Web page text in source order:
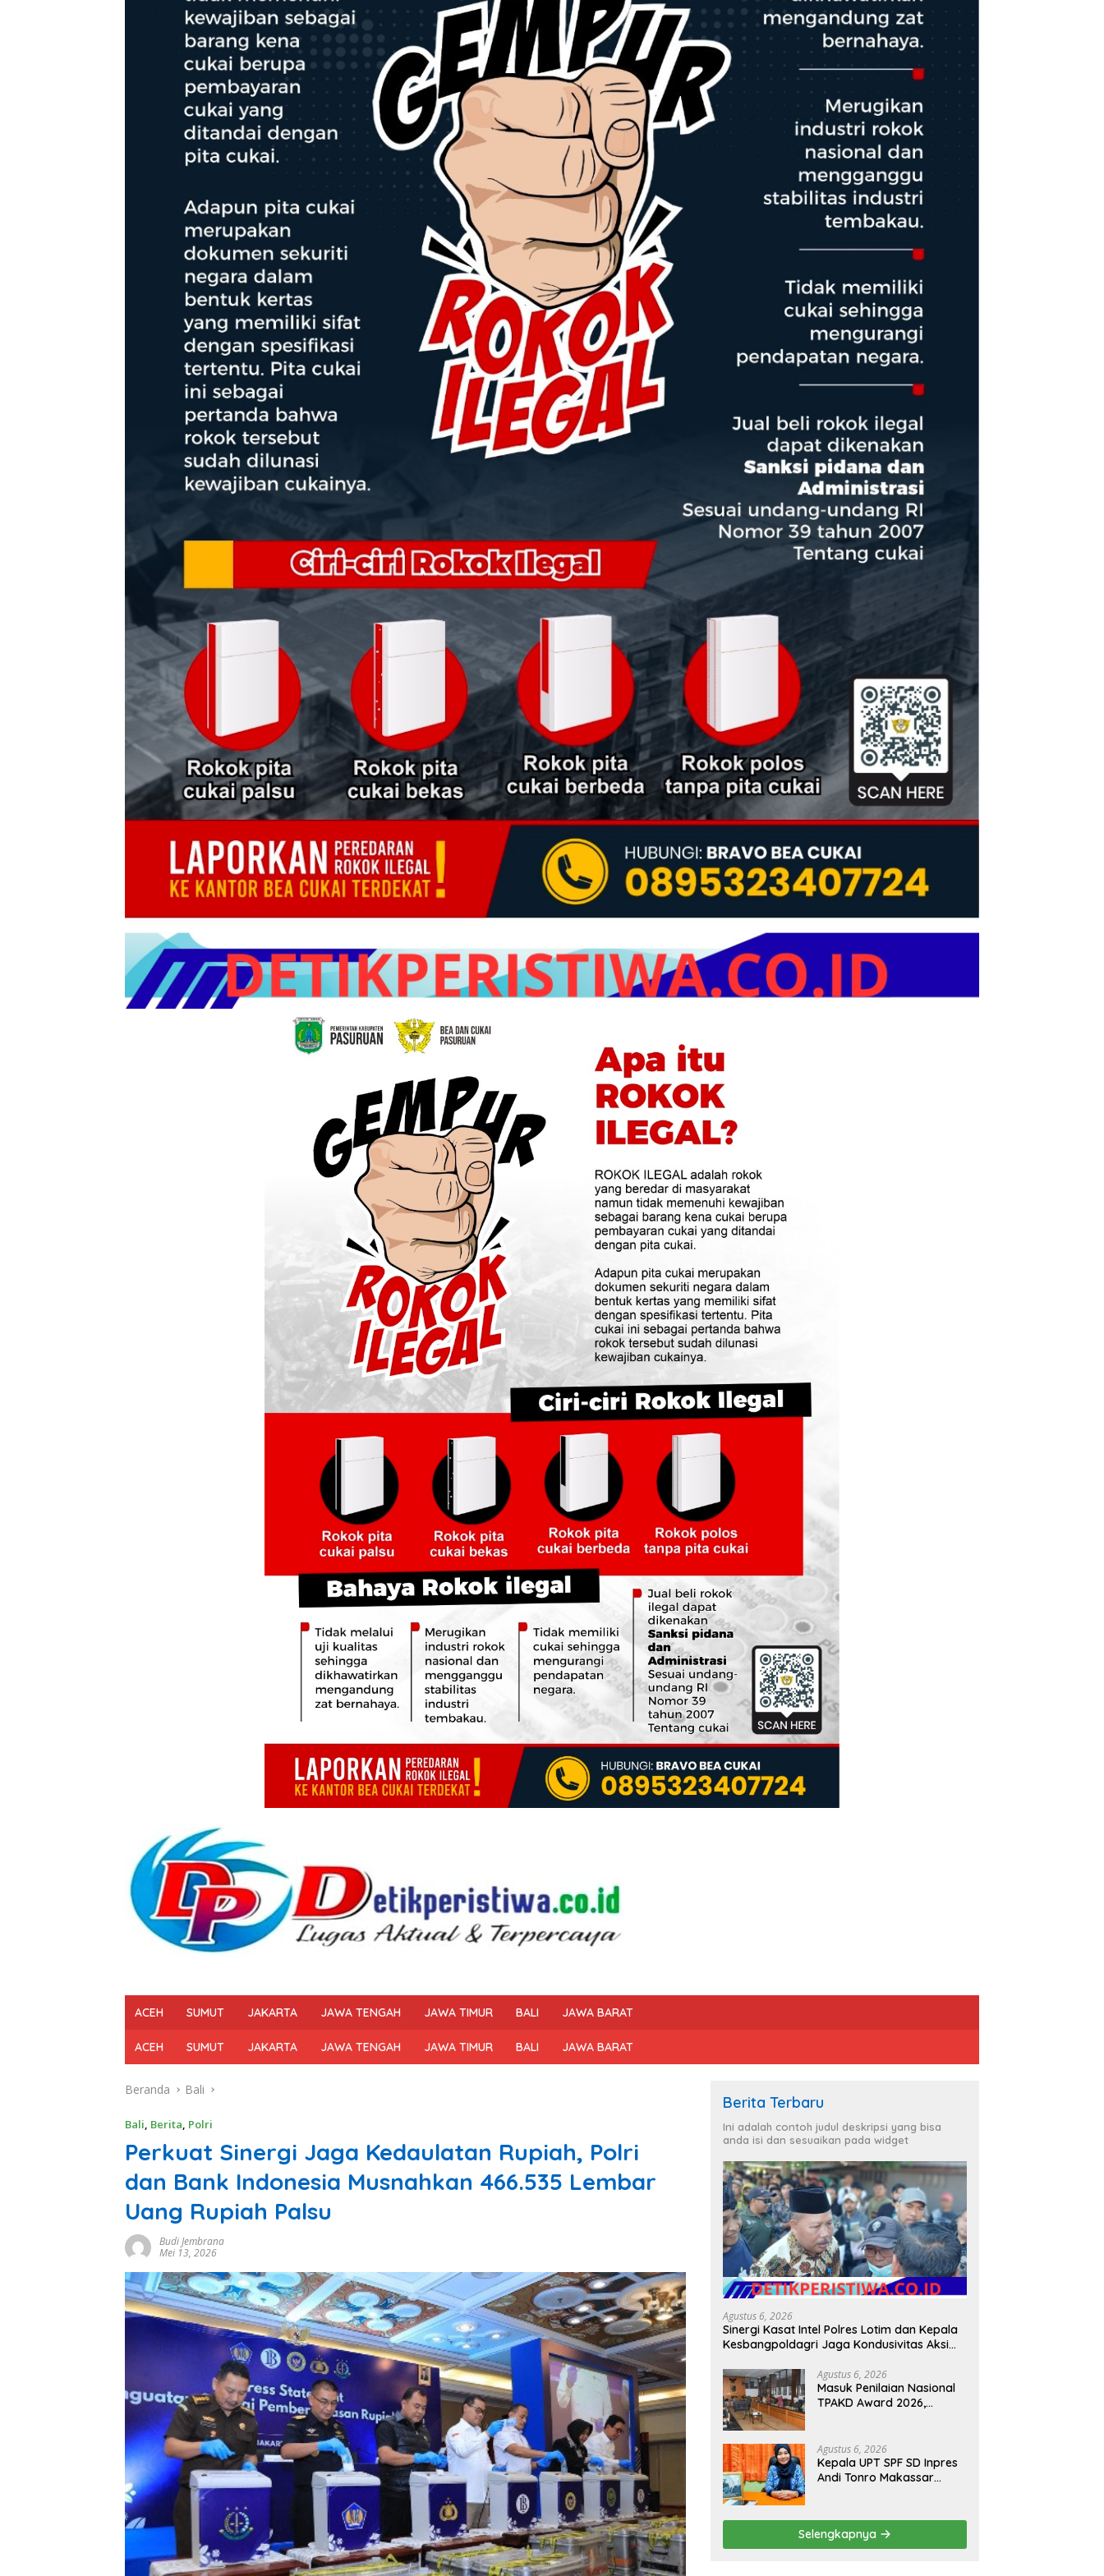
ACEH SUMUT JAKARTA JAWA TENGAH JAWA TIMUR BALI JAWA BARAT
ACEH SUMUT JAKARTA JAWA TENGAH JAWA TIMUR BALI JAWA BARAT
Beranda Bali
Bali, Berita, Polri
Perkuat Sinergi Jaga Kedaulatan Rupiah, Polri
dan Bank Indonesia Musnahkan 466.535 Lembar
Uang Rupiah Palsu
Budi Jembrana
Mei 13, 2026
Berita Terbaru
Ini adalah contoh judul deskripsi yang bisa
anda isi dan sesuaikan pada widget
Agustus 6, 2026
Sinergi Kasat Intel Polres Lotim dan Kepala
Kesbangpoldagri Jaga Kondusivitas Aksi
Agustus 6, 2026
Masuk Penilaian Nasional
TPAKD Award 2026,
untuk Dongkrak
Kesejahteraan Warga
Agustus 6, 2026
Kepala UPT SPF SD Inpres
Andi Tonro Makassar
Sekolah
Selengkapnya